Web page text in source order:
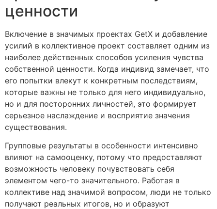
ценности
Включение в значимых проектах GetX и добавление
усилий в коллективное проект составляет одним из
наиболее действенных способов усиления чувства
собственной ценности. Когда индивид замечает, что
его попытки влекут к конкретным последствиям,
которые важны не только для него индивидуально,
но и для посторонних личностей, это формирует
серьезное наслаждение и восприятие значения
существования.
Групповые результаты в особенности интенсивно
влияют на самооценку, потому что предоставляют
возможность человеку почувствовать себя
элементом чего-то значительного. Работая в
коллективе над значимой вопросом, люди не только
получают реальных итогов, но и образуют